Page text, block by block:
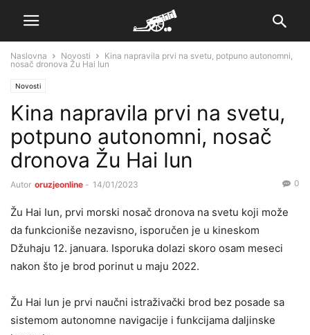
Naslovna Novosti
Kina napravila prvi na svetu, potpuno autonomni,
nosač dronova Žu Hai Iun
Novosti
Kina napravila prvi na svetu,
potpuno autonomni, nosač
dronova Žu Hai Iun
Autor oruzjeonline - 14/01/2023 0
Žu Hai Iun, prvi morski nosač dronova na svetu koji može
da funkcioniše nezavisno, isporučen je u kineskom
Džuhaju 12. januara. Isporuka dolazi skoro osam meseci
nakon što je brod porinut u maju 2022.
Žu Hai Iun je prvi naučni istraživački brod bez posade sa
sistemom autonomne navigacije i funkcijama daljinske